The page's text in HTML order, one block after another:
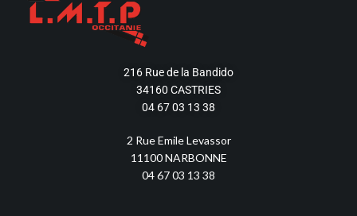
216 Rue de la Bandido
34160 CASTRIES
04 67 03 13 38
2 Rue Emile Levassor
11100 NARBONNE
04 67 03 13 38